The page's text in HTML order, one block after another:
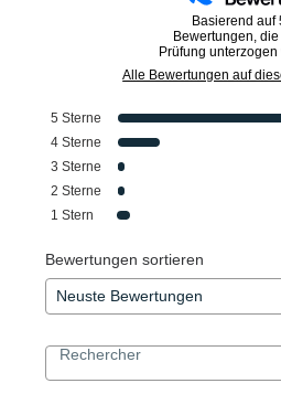
Basierend auf
Bewertungen,
Prüfung unterzogen
Alle Bewertungen auf
5 Sterne
4 Sterne
3 Sterne
2 Sterne
1 Stern
Bewertungen sortieren